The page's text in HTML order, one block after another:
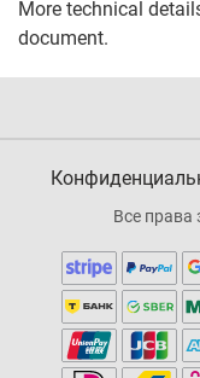
More technical
document.
Все